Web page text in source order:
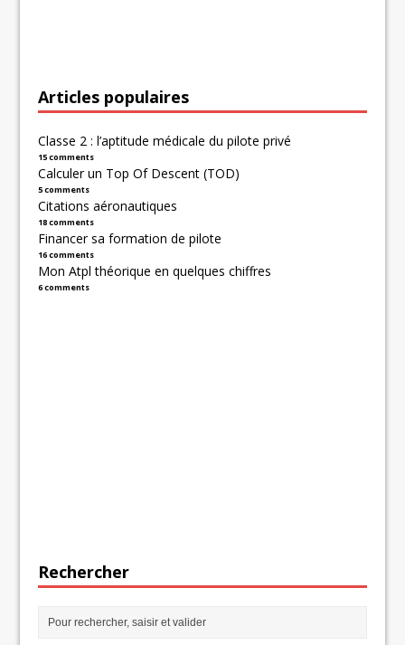
Articles populaires
Classe 2 : l’aptitude médicale du pilote privé
15 comments
Calculer un Top Of Descent (TOD)
5 comments
Citations aéronautiques
18 comments
Financer sa formation de pilote
16 comments
Mon Atpl théorique en quelques chiffres
6 comments
Rechercher